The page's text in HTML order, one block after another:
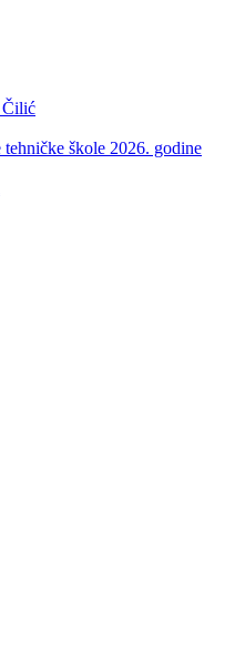
Čilić
škole 2026. godine